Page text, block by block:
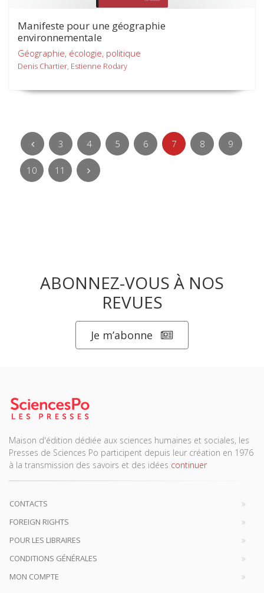
Manifeste pour une géographie
environnementale
Géographie, écologie, politique
Denis Chartier, Estienne Rodary
3 4 5 6 7 8 9
10 11
ABONNEZ-VOUS À NOS
REVUES
Je m’abonne
Maison d'édition dédiée aux sciences humaines et sociales, les
Presses de Sciences Po participent depuis leur création en 1976
à la transmission des savoirs et des idées continuer
CONTACTS
FOREIGN RIGHTS
POUR LES LIBRAIRES
CONDITIONS GÉNÉRALES
MON COMPTE